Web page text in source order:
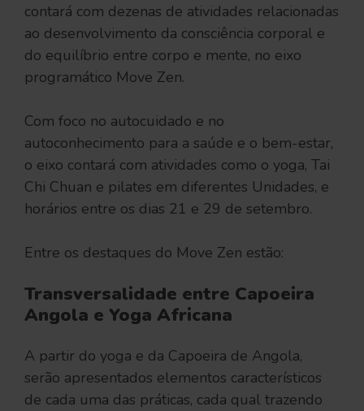
contará com dezenas de atividades relacionadas
ao desenvolvimento da consciência corporal e
do equilíbrio entre corpo e mente, no eixo
programático Move Zen.
Com foco no autocuidado e no
autoconhecimento para a saúde e o bem-estar,
o eixo contará com atividades como o yoga, Tai
Chi Chuan e pilates em diferentes Unidades, e
horários entre os dias 21 e 29 de setembro.
Entre os destaques do Move Zen estão:
Transversalidade entre Capoeira
Angola e Yoga Africana
A partir do yoga e da Capoeira de Angola,
serão apresentados elementos característicos
de cada uma das práticas, cada qual trazendo